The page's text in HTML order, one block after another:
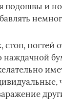
подошвы и
ногтей